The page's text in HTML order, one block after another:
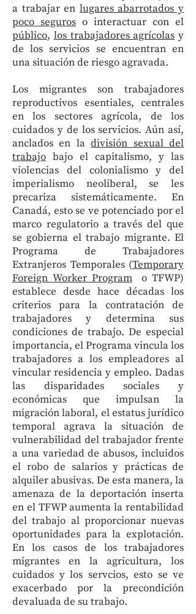
a trabajar en lugares abarrotados y
poco seguros o interactuar con el
público, los trabajadores agrícolas y
de los servicios se encuentran en
una situación de riesgo agravada.
Los migrantes son trabajadores
reproductivos esentiales, centrales
en los sectores agrícola, de los
cuidados y de los servicios. Aún así,
anclados en ladivisión sexual del
trabajo bajo el capitalismo, y las
violencias del colonialismo y del
imperialismo neoliberal, se les
precariza sistemáticamente. En
Canadá, esto se ve potenciado por el
marco regulatorio a través del que
se gobierna el trabajo migrante. El
Programa de Trabajadores
Extranjeros Temporales (Temporary
Foreign Worker Programo TFWP)
establece desde hace décadas los
criterios para la contratación de
trabajadores y determina sus
condiciones de trabajo. De especial
importancia, el Programa vincula los
trabajadores a los empleadores al
vincular residencia y empleo. Dadas
las disparidades sociales y
económicas que impulsan la
migración laboral, el estatus jurídico
temporal agrava la situación de
vulnerabilidad del trabajador frente
a una variedad de abusos, incluidos
el robo de salarios y prácticas de
alquiler abusivas. De esta manera, la
amenaza de la deportación inserta
en el TFWP aumenta la rentabilidad
del trabajo al proporcionar nuevas
oportunidades para la explotación.
En los casos de los trabajadores
migrantes en la agricultura, los
cuidados y los servcios, esto se ve
exacerbado por la precondición
devaluada de su trabajo.